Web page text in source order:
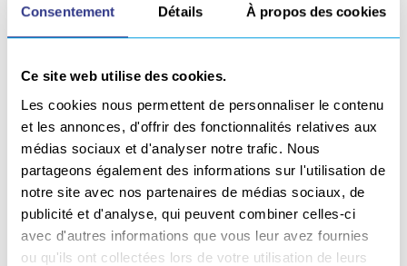
Consentement Détails À propos des cookies
Ce site web utilise des cookies.
Les cookies nous permettent de personnaliser le contenu
et les annonces, d'offrir des fonctionnalités relatives aux
médias sociaux et d'analyser notre trafic. Nous
partageons également des informations sur l'utilisation de
notre site avec nos partenaires de médias sociaux, de
publicité et d'analyse, qui peuvent combiner celles-ci
avec d'autres informations que vous leur avez fournies
ou qu'ils ont collectées lors de votre utilisation de leurs
SERVISOUD nous apporte plus qu’un procédé,
cette société nous apporte un large panel de
qui permettra demain de répondre plus largement
aux besoins de nos clients. »
Les bénéfices sont mutuels. « SERVISOUD et notre
filiale SONATS (qui produit de systèmes de
martelage de soudure en vue de les renforcer) ont
également beaucoup à gagner à échanger sur leurs
connaissances respectives sur le soudage. La
cohérence est totale » assure Patrick CHEPPE.